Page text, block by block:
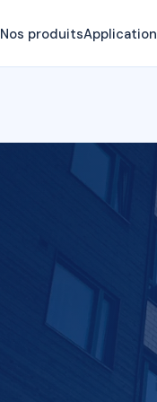
Nos produitsApplication